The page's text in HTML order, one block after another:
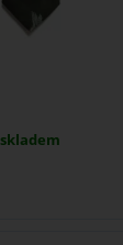
skladem